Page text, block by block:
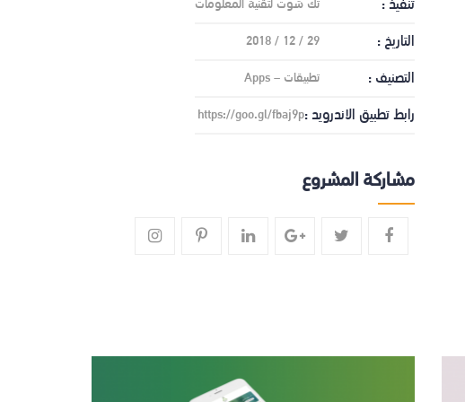
تنفيذ : تك شوت لتقنية المعلومات
التاريخ : 29 / 12 / 2018
التصنيف : تطبيقات – Apps
رابط تطبيق الاندرويد :https://goo.gl/fbaj9p
مشاركة المشروع